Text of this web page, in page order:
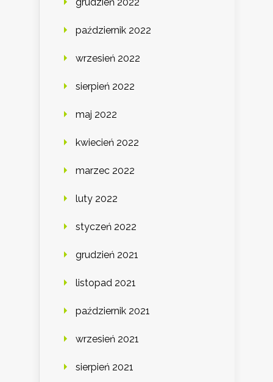
grudzień 2022
październik 2022
wrzesień 2022
sierpień 2022
maj 2022
kwiecień 2022
marzec 2022
luty 2022
styczeń 2022
grudzień 2021
listopad 2021
październik 2021
wrzesień 2021
sierpień 2021